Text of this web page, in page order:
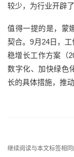
较少，为行业开辟
值得一提的是，蒙
契合。9月24日，
稳增长工作方案（
数字化、加快绿色
长的具体措施，推
继续阅读与本文标签相同